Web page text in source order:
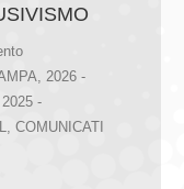
2026 -
-
COMUNICATI